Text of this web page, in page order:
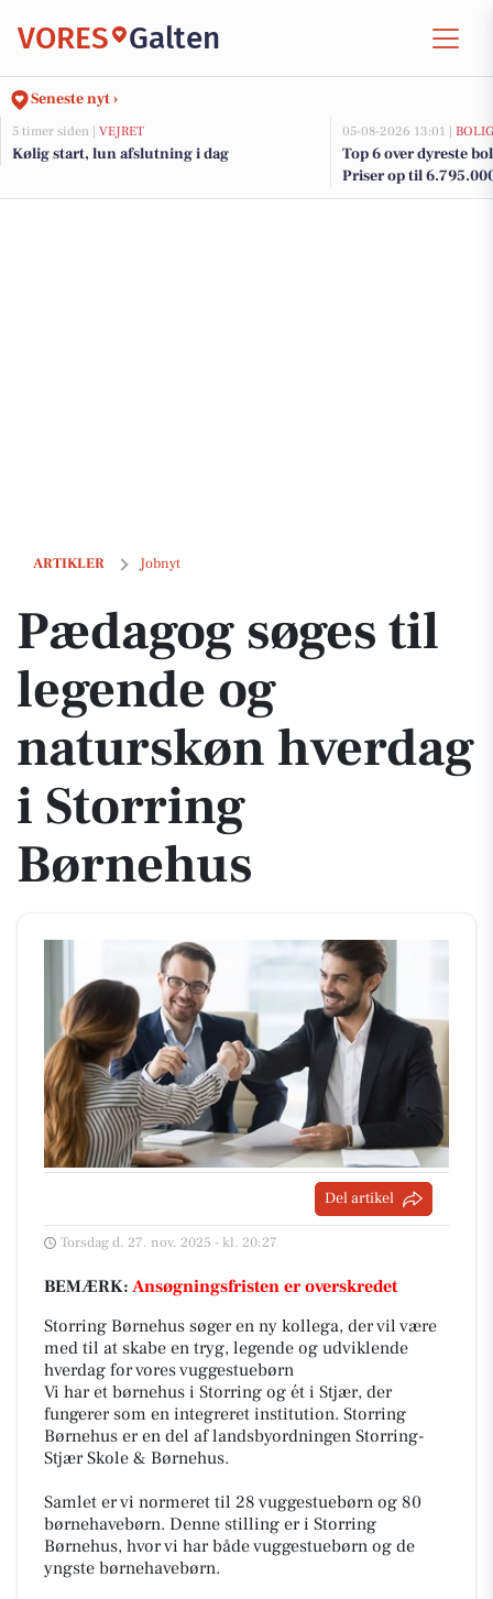
VORES Galten
Seneste nyt ›
5 timer siden | VEJRET
Kølig start, lun afslutning i dag
05-08-2026 13:01 |
Top 6 over dyreste
Priser op til
ARTIKLER Jobnyt
Pædagog søges til legende og naturskøn hverdag i Storring Børnehus
Pædagog søges til
legende og
naturskøn hverdag
i Storring
Børnehus
Del artikel
Torsdag d. 27. nov. 2025 - kl. 20:27
BEMÆRK: Ansøgningsfristen er overskredet
Storring Børnehus søger en ny kollega, der vil være
med til at skabe en tryg, legende og udviklende
hverdag for vores vuggestuebørn
Vi har et børnehus i Storring og ét i Stjær, der
fungerer som en integreret institution. Storring
Børnehus er en del af landsbyordningen Storring-
Stjær Skole & Børnehus.
Samlet er vi normeret til 28 vuggestuebørn og 80
børnehavebørn. Denne stilling er i Storring
Børnehus, hvor vi har både vuggestuebørn og de
yngste børnehavebørn.